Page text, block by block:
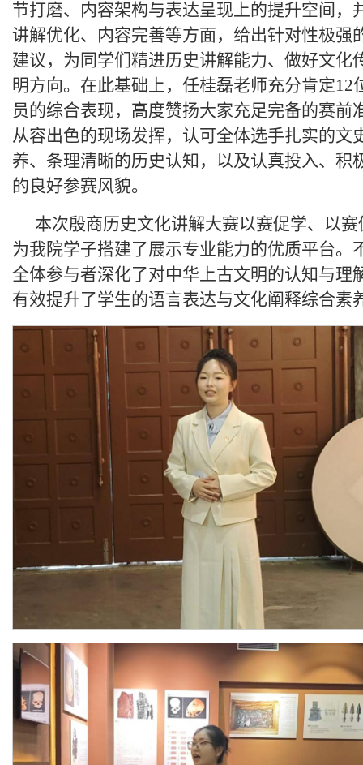
节打磨、内容架构与表达呈现上的提升空间，
讲解优化、内容完善等方面，给出针对性极强
建议，为同学们精进历史讲解能力、做好文化
明方向。在此基础上，任桂磊老师充分肯定12
员的综合表现，高度赞扬大家充足完备的赛前
从容出色的现场发挥，认可全体选手扎实的文
养、条理清晰的历史认知，以及认真投入、积
的良好参赛风貌。
本次殷商历史文化讲解大赛以赛促学、以赛
为我院学子搭建了展示专业能力的优质平台。
全体参与者深化了对中华上古文明的认知与理
有效提升了学生的语言表达与文化阐释综合素